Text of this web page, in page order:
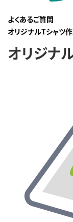
よくあるご質問
オリジナルTシャツ
オリジナ